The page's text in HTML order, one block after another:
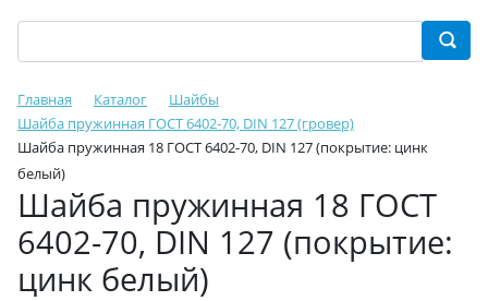
Главная Каталог
Шайбы
Шайба пружинная ГОСТ 6402-70, DIN 127 (гровер)
Шайба пружинная 18 ГОСТ 6402-70, DIN 127 (покрытие: цинк
белый)
Шайба пружинная 18 ГОСТ
6402-70, DIN 127 (покрытие:
цинк белый)